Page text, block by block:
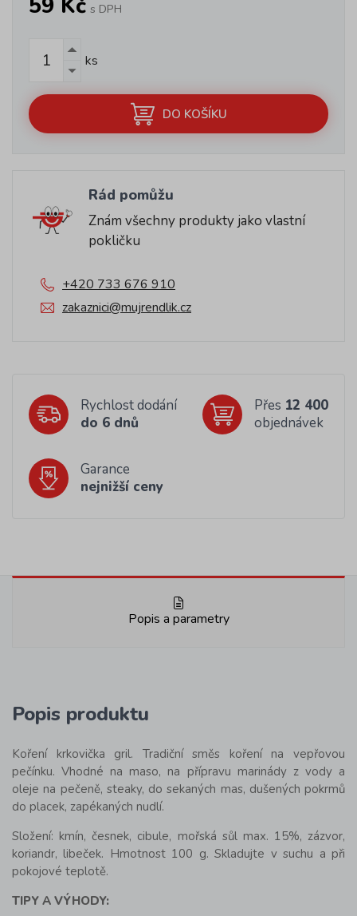
59 Kč s DPH
ks
DO KOŠÍKU
Rád pomůžu
Znám všechny produkty jako vlastní
pokličku
+420 733 676 910
zakaznici@mujrendlik.cz
Rychlost dodání
do 6 dnů
Přes 12 400
objednávek
Garance
nejnižší ceny
Popis a parametry
Popis produktu
Koření krkovička gril. Tradiční směs koření na vepřovou
pečínku. Vhodné na maso, na přípravu marinády z vody a
oleje na pečeně, steaky, do sekaných mas, dušených pokrmů
do placek, zapékaných nudlí.
Složení: kmín, česnek, cibule, mořská sůl max. 15%, zázvor,
koriandr, libeček. Hmotnost 100 g. Skladujte v suchu a při
pokojové teplotě.
TIPY A VÝHODY: